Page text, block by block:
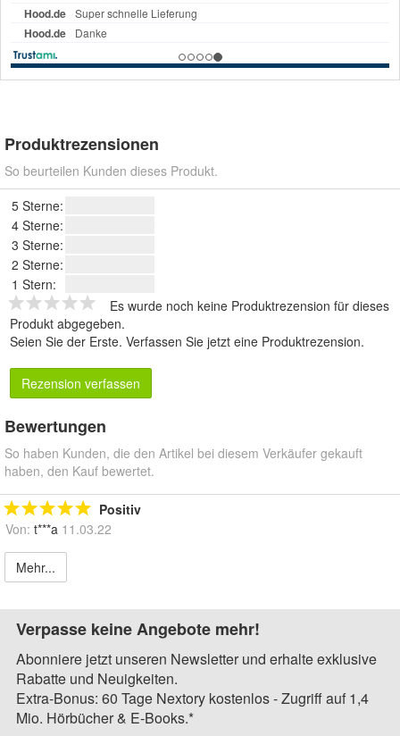
Produktrezensionen
So beurteilen Kunden dieses Produkt.
5 Sterne:
4 Sterne:
3 Sterne:
2 Sterne:
1 Stern:
Es wurde noch keine Produktrezension für dieses
Produkt abgegeben.
Seien Sie der Erste. Verfassen Sie jetzt eine Produktrezension.
Rezension verfassen
Bewertungen
So haben Kunden, die den Artikel bei diesem Verkäufer gekauft
haben, den Kauf bewertet.
Positiv
Von: t***a 11.03.22
Mehr...
Verpasse keine Angebote mehr!
Abonniere jetzt unseren Newsletter und erhalte exklusive
Rabatte und Neuigkeiten.
Extra-Bonus: 60 Tage Nextory kostenlos - Zugriff auf 1,4
Mio. Hörbücher & E-Books.*